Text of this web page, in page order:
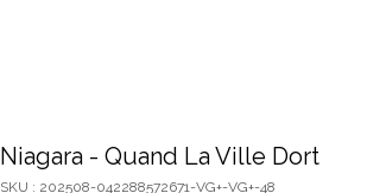
Niagara - Quand La Ville Dort
SKU : 202508-042288572671-VG+-VG+-48